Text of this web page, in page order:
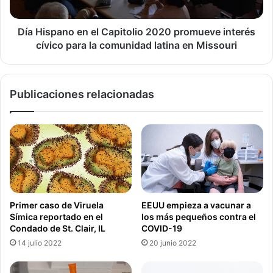
Necesidades básicas, como el papel higiénico y otros
insumos están siendo acumulados en la eventualidad de
que una familia tuviera que pasar una cuarentena de 30
días.
cívico
para
Missouri
Día Hispano en el Capitolio 2020 promueve interés
cívico para la comunidad latina en Missouri
Publicaciones relacionadas
Primer caso de Viruela
Símica reportado en el
Condado de St. Clair, IL
14 julio 2022
EEUU empieza a vacunar a
los más pequeños contra el
COVID-19
20 junio 2022